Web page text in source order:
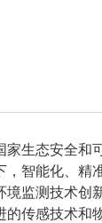
生态安全
智能化、精
监测技术
传感技术和